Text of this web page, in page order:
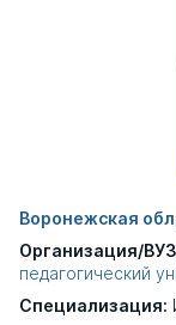
Воронежская
Организация/
педагогический
Специализация: